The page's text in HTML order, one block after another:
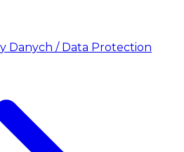
Danych / Data Protection